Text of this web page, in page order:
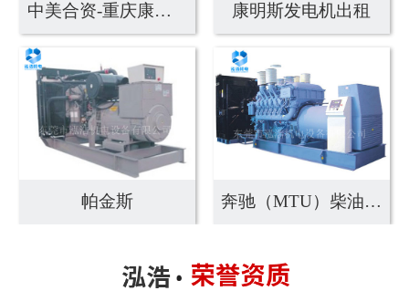
中美合资-重庆康明斯 康明斯发电机出租
帕金斯 奔驰（MTU）柴油发...